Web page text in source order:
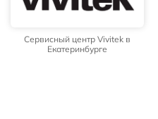
Сервисный центр Vivitek в
Екатеринбурге